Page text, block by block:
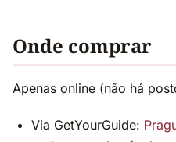
Onde comprar
Apenas online (não há
Via GetYourGuide: